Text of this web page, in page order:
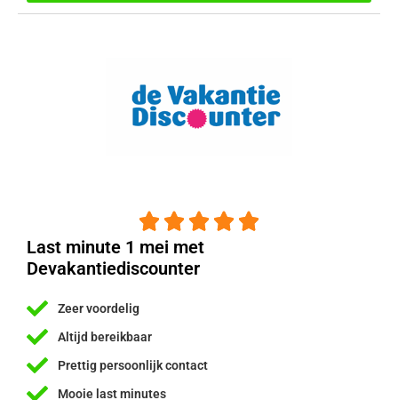
    
Last minute 1 mei met
Devakantiediscounter
Zeer voordelig
Altijd bereikbaar
Prettig persoonlijk contact
Mooie last minutes